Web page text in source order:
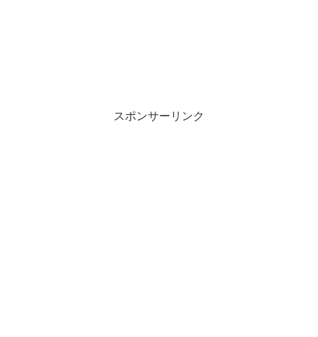
スポンサーリンク